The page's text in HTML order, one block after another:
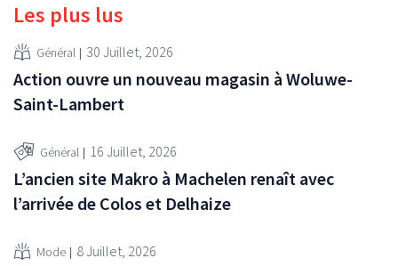
Les plus lus
Général 30 Juillet, 2026
Action ouvre un nouveau magasin à Woluwe-
Saint-Lambert
Général 16 Juillet, 2026
L’ancien site Makro à Machelen renaît avec
l’arrivée de Colos et Delhaize
Mode 8 Juillet, 2026